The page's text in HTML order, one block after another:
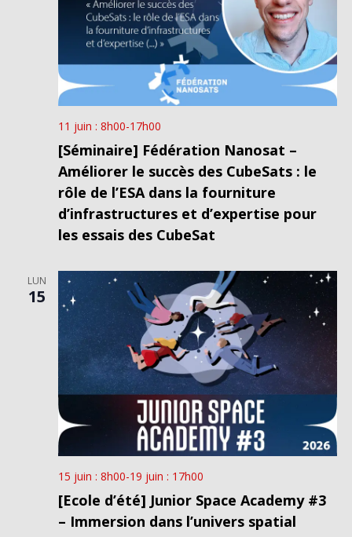
[Séminaire] Fédération Nanosat –
Améliorer le succès des CubeSats : le
rôle de l’ESA dans la fourniture
d’infrastructures et d’expertise pour
les essais des CubeSat
11 juin : 8h00-17h00
LUN
15
[Ecole d’été] Junior Space Academy #3
– Immersion dans l’univers spatial
15 juin : 8h00-19 juin : 17h00